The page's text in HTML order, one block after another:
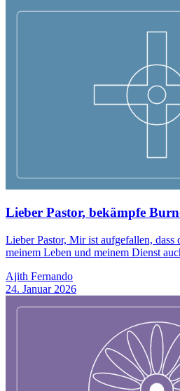
Lieber Pastor, bekämpfe
Lieber Pastor, Mir ist aufgefallen, dass
meinem Leben und meinem Dienst
Ajith Fernando
24. Januar 2026